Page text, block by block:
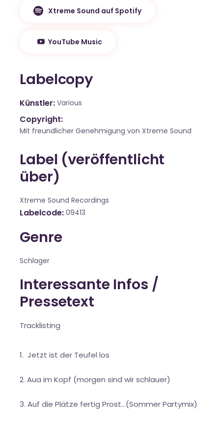
Xtreme Sound auf Spotify
YouTube Music
Labelcopy
Künstler Various
Copyright:
Mit freundlicher Genehmigung von Xtreme Sound
Label (veröffentlicht
über)
Xtreme Sound Recordings
Labelcode 09413
Genre
Schlager
Interessante Infos /
Pressetext
Tracklisting
Jetzt ist der Teufel los
Aua im Kopf (morgen sind wir schlauer)
Auf die Plätze fertig Prost...(Sommer Partymix)